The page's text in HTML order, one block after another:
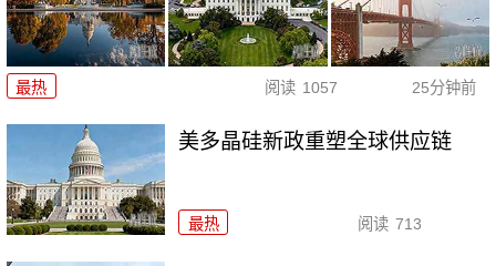
最热 阅读 1057 25分钟前
美多晶硅新政重塑全球供应链
最热 阅读 713